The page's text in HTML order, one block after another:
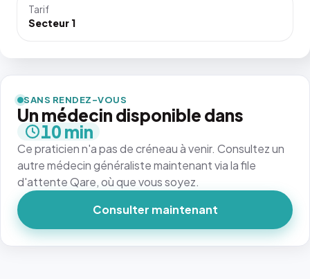
Tarif
Secteur 1
SANS RENDEZ-VOUS
Un médecin disponible dans
10 min
Ce praticien n'a pas de créneau à venir. Consultez un
autre médecin généraliste maintenant via la file
d'attente Qare, où que vous soyez.
Consulter maintenant